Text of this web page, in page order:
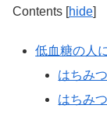
Contents [hide]
低血糖の人
はちみ
はちみ